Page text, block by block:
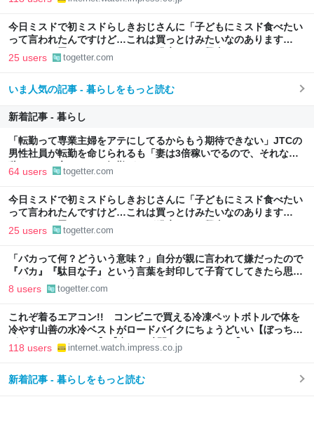
今日ミスドで初ミスドらしきおじさんに「子どもにミスド食べたい
って言われたんですけど…これは買っとけみたいなのあります
か…？」と尋ねられるイベントが発生して、興奮した
25 users togetter.com
いま人気の記事 - 暮らしをもっと読む
新着記事 - 暮らし
「転勤って専業主婦をアテにしてるからもう期待できない」JTCの
男性社員が転勤を命じられるも「妻は3倍稼いでるので、それなら
辞める」と言ったら、転勤がなくなった
64 users togetter.com
今日ミスドで初ミスドらしきおじさんに「子どもにミスド食べたい
って言われたんですけど…これは買っとけみたいなのあります
か…？」と尋ねられるイベントが発生して、興奮した
25 users togetter.com
「バカって何？どういう意味？」自分が親に言われて嫌だったので
『バカ』『駄目な子』という言葉を封印して子育てしてきたら思わ
ぬ事態に←この育児方針に賛否集まる
8 users togetter.com
これぞ着るエアコン!! コンビニで買える冷凍ペットボトルで体を
冷やす山善の水冷ベストがロードバイクにちょうどいい【ぼっち・
ざ・ろーど！その14】【空いた時間でなにしてる？】
118 users internet.watch.impress.co.jp
新着記事 - 暮らしをもっと読む